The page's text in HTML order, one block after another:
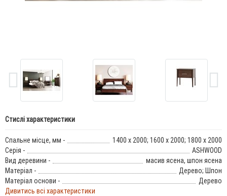
Стислі характеристики
Спальне місце, мм -
1400 х 2000; 1600 х 2000; 1800 х 2000
Серія -
ASHWOOD
Вид деревини -
масив ясена, шпон ясена
Матеріал -
Дерево; Шпон
Матеріал основи -
Дерево
Дивитись всі характеристики